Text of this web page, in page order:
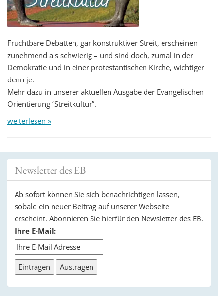
Fruchtbare Debatten, gar konstruktiver Streit, erscheinen
zunehmend als schwierig – und sind doch, zumal in der
Demokratie und in einer protestantischen Kirche, wichtiger
denn je.
Mehr dazu in unserer aktuellen Ausgabe der Evangelischen
Orientierung “Streitkultur”.
weiterlesen »
Newsletter des EB
Ab sofort können Sie sich benachrichtigen lassen,
sobald ein neuer Beitrag auf unserer Webseite
erscheint. Abonnieren Sie hierfür den Newsletter des EB.
Ihre E-Mail: